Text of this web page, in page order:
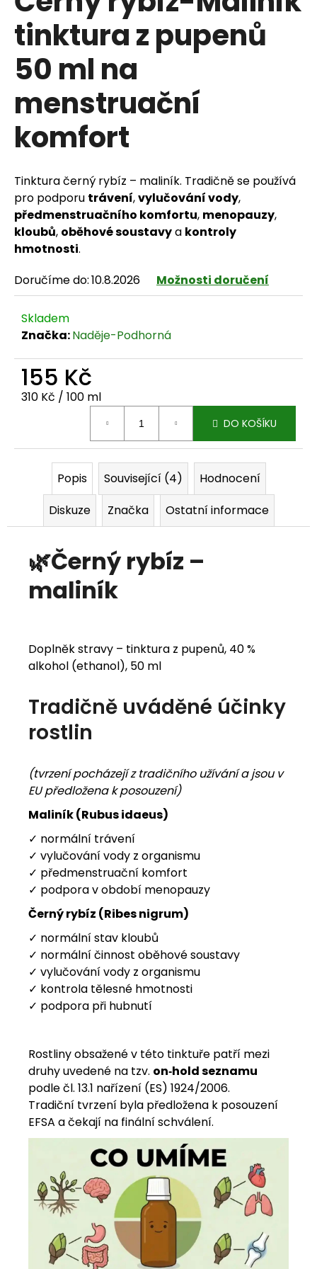
tinktura z pupenů
50 ml na
menstruační
komfort
Tinktura černý rybíz – maliník. Tradičně se používá
pro podporu trávení,vylučování vody,
předmenstruačního komfortu, menopauzy,
kloubů, oběhové soustavya kontroly
hmotnosti.
Doručíme do:10.8.2026 Možnosti doručení
Skladem
Značka:Naděje-Podhorná
155 Kč
Měrná cena:
310 Kč / 100 ml
DO KOŠÍKU
Popis Související (4)
Hodnocení
Diskuze
Značka Ostatní informace
🌿Černý rybíz –
maliník
Doplněk stravy – tinktura z pupenů, 40 %
alkohol (ethanol), 50 ml
Tradičně uváděné účinky
rostlin
(tvrzení pocházejí z tradičního užívání a jsou v
EU předložena k posouzení)
Maliník (Rubus idaeus)
✓ normální trávení
✓ vylučování vody z organismu
✓ předmenstruační komfort
✓ podpora v období menopauzy
Černý rybíz (Ribes nigrum)
✓ normální stav kloubů
✓ normální činnost oběhové soustavy
✓ vylučování vody z organismu
✓ kontrola tělesné hmotnosti
✓ podpora při hubnutí
Rostliny obsažené v této tinktuře patří mezi
druhy uvedené na tzv. on‑hold seznamu
podle čl. 13.1 nařízení (ES) 1924/2006.
Tradiční tvrzení byla předložena k posouzení
EFSA a čekají na finální schválení.
D
p
o
r
č
u
e
m